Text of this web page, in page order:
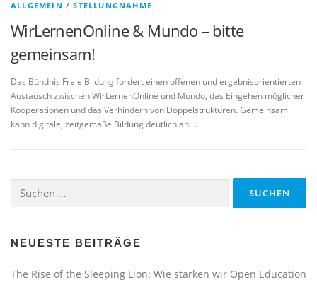
ALLGEMEIN /STELLUNGNAHME
WirLernenOnline & Mundo – bitte
gemeinsam!
Das Bündnis Freie Bildung fordert einen offenen und ergebnisorientierten
Austausch zwischen WirLernenOnline und Mundo, das Eingehen möglicher
Kooperationen und das Verhindern von Doppelstrukturen. Gemeinsam
kann digitale, zeitgemäße Bildung deutlich an …
nach:
NEUESTE BEITRÄGE
The Rise of the Sleeping Lion: Wie stärken wir Open Education